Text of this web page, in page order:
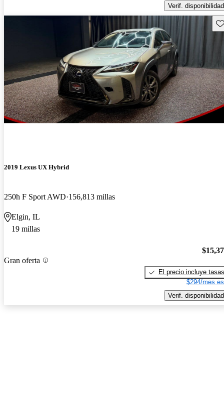
Verif. disponibilidad
2019 Lexus UX Hybrid
250h F Sport AWD 156,813 millas
Elgin, IL
19 millas
Gran oferta
El precio incluye tasas
$294/mes
Verif. disponibilidad